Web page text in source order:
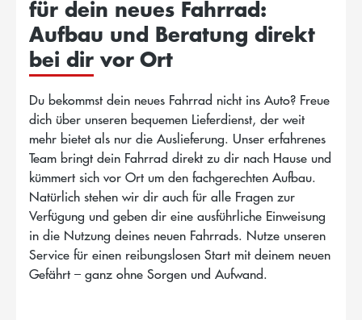
für dein neues Fahrrad:
Aufbau und Beratung direkt
bei dir vor Ort
Du bekommst dein neues Fahrrad nicht ins Auto? Freue
dich über unseren bequemen Lieferdienst, der weit
mehr bietet als nur die Auslieferung. Unser erfahrenes
Team bringt dein Fahrrad direkt zu dir nach Hause und
kümmert sich vor Ort um den fachgerechten Aufbau.
Natürlich stehen wir dir auch für alle Fragen zur
Verfügung und geben dir eine ausführliche Einweisung
in die Nutzung deines neuen Fahrrads. Nutze unseren
Service für einen reibungslosen Start mit deinem neuen
Gefährt – ganz ohne Sorgen und Aufwand.